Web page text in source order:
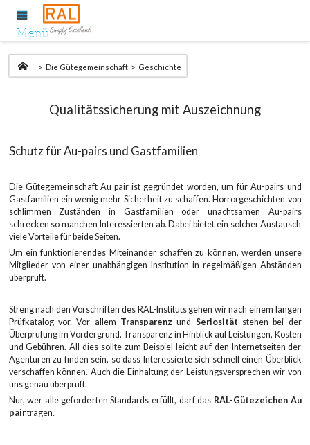
Menü
Startseite
Die Gütegemeinschaft Geschichte
Qualitätssicherung mit Auszeichnung
Schutz für Au-pairs und Gastfamilien
Die Gütegemeinschaft Au pair ist gegründet worden, um für Au-pairs und
Gastfamilien ein wenig mehr Sicherheit zu schaffen. Horrorgeschichten von
schlimmen Zuständen in Gastfamilien oder unachtsamen Au-pairs
schrecken so manchen Interessierten ab. Dabei bietet ein solcher Austausch
viele Vorteile für beide Seiten.
Um ein funktionierendes Miteinander schaffen zu können, werden unsere
Mitglieder von einer unabhängigen Institution in regelmäßigen Abständen
überprüft.
Streng nach den Vorschriften des RAL-Instituts gehen wir nach einem langen
Prüfkatalog vor. Vor allem Transparenz und Seriosität stehen bei der
Überprüfung im Vordergrund. Transparenz in Hinblick auf Leistungen, Kosten
und Gebühren. All dies sollte zum Beispiel leicht auf den Internetseiten der
Agenturen zu finden sein, so dass Interessierte sich schnell einen Überblick
verschaffen können. Auch die Einhaltung der Leistungsversprechen wir von
uns genau überprüft.
Nur, wer alle geforderten Standards erfüllt, darf das RAL-Gütezeichen Au
pairtragen.